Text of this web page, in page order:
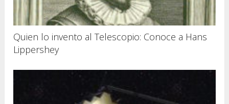
Quien lo invento al Telescopio: Conoce a Hans
Lippershey